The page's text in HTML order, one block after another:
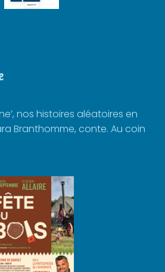
nos histoires aléatoires en
Branthomme, conte. Au coin